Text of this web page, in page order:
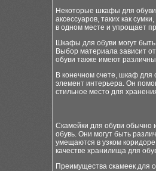
Некоторые шкафы для обуви
аксессуаров, таких как
в одном месте и упрощает
Шкафы для обуви могут
Выбор материала зависит
обуви также имеют
В конечном счете, шкаф для
элемент интерьера. Он
стильное место для
Скамейки для обуви обычно
обувь. Они могут быть
умещаются в узком
качестве хранилища для
Преимущества скамеек для